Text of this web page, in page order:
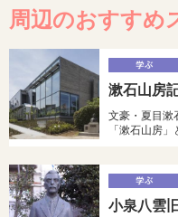
周辺のおすすめ
ぶ
漱石山房
文豪・夏目漱
「漱石山房
ぶ
小泉八雲